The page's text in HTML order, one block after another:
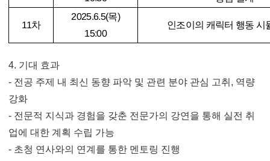
11차
2025.6.5(목)
15:00
인조이의 캐릭터 행동 시
4. 기대 효과
- 전공 주제 내 최신 동향 파악 및 관련 분야 관심 고취 , 역량
강화
- 전문적 지식과 경험을 갖춘 전문가의 강연을 통해 실전 취
업에 대한 계획 수립 가능
- 초청 연사와의 연계를 통한 멘토링 진행